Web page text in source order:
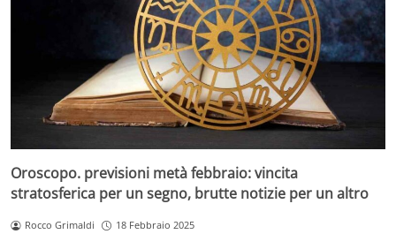
Oroscopo. previsioni metà febbraio: vincita
stratosferica per un segno, brutte notizie per un altro
Rocco Grimaldi 18 Febbraio 2025